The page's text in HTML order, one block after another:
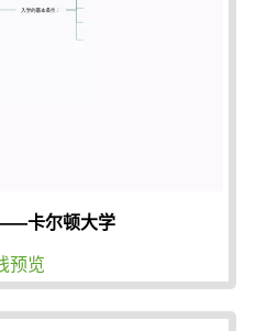
卡尔顿大学
预览